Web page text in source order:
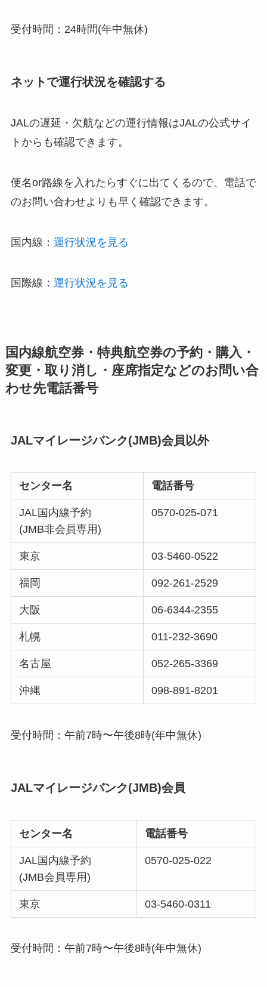
受付時間：24時間(年中無休)
ネットで運行状況を確認する
JALの遅延・欠航などの運行情報はJALの公式サイ
トからも確認できます。
便名or路線を入れたらすぐに出てくるので、電話で
のお問い合わせよりも早く確認できます。
国内線： 運行状況を見る
国際線： 運行状況を見る
国内線航空券・特典航空券の予約・購入・
変更・取り消し・座席指定などのお問い合
わせ先電話番号
JALマイレージバンク(JMB)会員以外
センター名 電話番号
JAL国内線予約
(JMB非会員専用)
0570-025-071
東京 03-5460-0522
福岡 092-261-2529
大阪 06-6344-2355
札幌 011-232-3690
名古屋 052-265-3369
沖縄 098-891-8201
受付時間：午前7時〜午後8時(年中無休)
JALマイレージバンク(JMB)会員
センター名 電話番号
JAL国内線予約
(JMB会員専用)
0570-025-022
東京 03-5460-0311
受付時間：午前7時〜午後8時(年中無休)